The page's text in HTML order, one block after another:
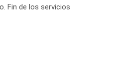
Fin de los servicios